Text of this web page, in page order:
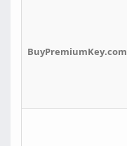
BuyPremiumKey.com